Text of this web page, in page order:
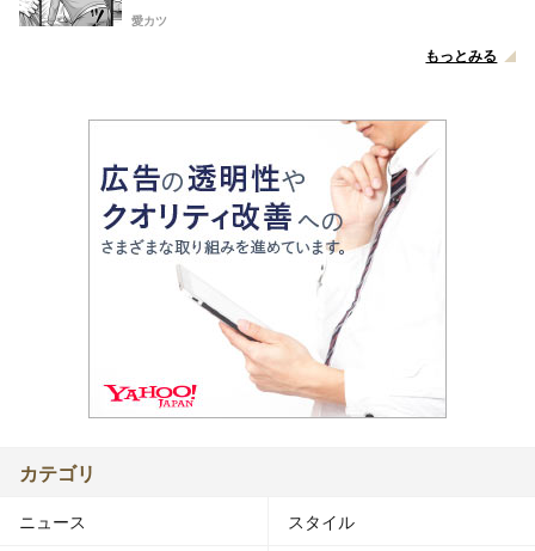
愛カツ
もっとみる
カテゴリ
ニュース スタイル